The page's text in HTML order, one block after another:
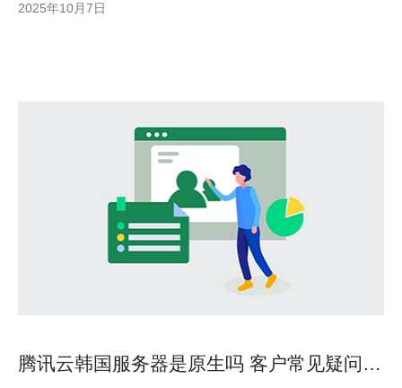
是否为原生服务，并提供实际操作指南。 在正式开始之前，我们
2025年10月7日
腾讯云韩国服务器是原生吗 客户常见疑问与